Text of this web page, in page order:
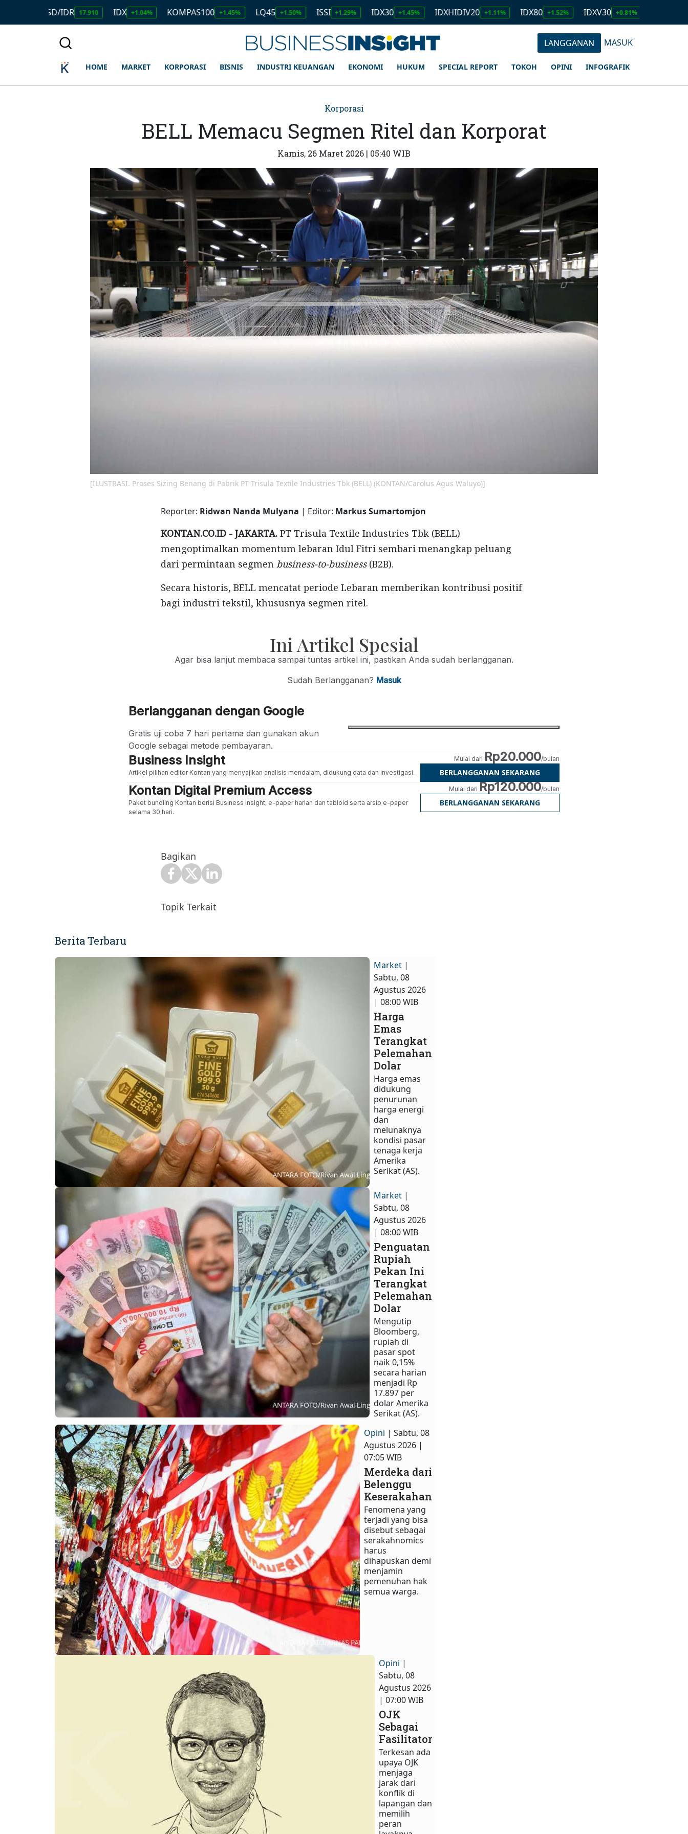
17.910 IDX +1.04% KOMPAS100 +1.45% LQ45 +1.50% ISSI +1.29% IDX30 +1.45% IDXHIDIV20 +1.11% IDX80 +1.52% IDXV30 +0.81% IDXQ30
LANGGANAN MASUK
HOME MARKET KORPORASI BISNIS INDUSTRI KEUANGAN EKONOMI HUKUM SPECIAL REPORT TOKOH OPINI INFOGRAFIK
Korporasi
BELL Memacu Segmen Ritel dan Korporat
Kamis, 26 Maret 2026 | 05:40 WIB
[ILUSTRASI. Proses Sizing Benang di Pabrik PT Trisula Textile Industries Tbk (BELL) (KONTAN/Carolus Agus Waluyo)]
Reporter: Ridwan Nanda Mulyana | Editor: Markus Sumartomjon
KONTAN.CO.ID - JAKARTA. PT Trisula Textile Industries Tbk (BELL)
mengoptimalkan momentum lebaran Idul Fitri sembari menangkap peluang
dari permintaan segmen business-to-business (B2B).
Secara historis, BELL mencatat periode Lebaran memberikan kontribusi positif
bagi industri tekstil, khususnya segmen ritel.
Ini Artikel Spesial
Agar bisa lanjut membaca sampai tuntas artikel ini, pastikan Anda sudah berlangganan.
Sudah Berlangganan? Masuk
Berlangganan dengan Google
Gratis uji coba 7 hari pertama dan gunakan akun
Google sebagai metode pembayaran.
Business Insight
Artikel pilihan editor Kontan yang menyajikan analisis mendalam, didukung data dan investigasi.
Mulai dari Rp20.000/bulan
BERLANGGANAN SEKARANG
Kontan Digital Premium Access
Paket bundling Kontan berisi Business Insight, e-paper harian dan tabloid serta arsip e-paper
selama 30 hari.
Mulai dari Rp120.000/bulan
BERLANGGANAN SEKARANG
Bagikan
Topik Terkait
Berita Terbaru
Market |
Sabtu, 08
Agustus 2026
| 08:00 WIB
Harga
Emas
Terangkat
Pelemahan
Dolar
Harga emas
didukung
penurunan
harga energi
dan
melunaknya
kondisi pasar
tenaga kerja
Amerika
Serikat (AS).
Market |
Sabtu, 08
Agustus 2026
| 08:00 WIB
Penguatan
Rupiah
Pekan Ini
Terangkat
Pelemahan
Dolar
Mengutip
Bloomberg,
rupiah di
pasar spot
naik 0,15%
secara harian
menjadi Rp
17.897 per
dolar Amerika
Serikat (AS).
Opini | Sabtu, 08
Agustus 2026 |
07:05 WIB
Merdeka dari
Belenggu
Keserakahan
Fenomena yang
terjadi yang bisa
disebut sebagai
serakahnomics
harus
dihapuskan demi
menjamin
pemenuhan hak
semua warga.​
Opini |
Sabtu, 08
Agustus 2026
| 07:00 WIB
OJK
Sebagai
Fasilitator
Terkesan ada
upaya OJK
menjaga
jarak dari
konflik di
lapangan dan
memilih
peran